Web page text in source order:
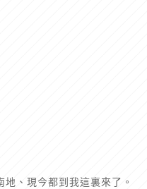
、現今都到我這裏來了。